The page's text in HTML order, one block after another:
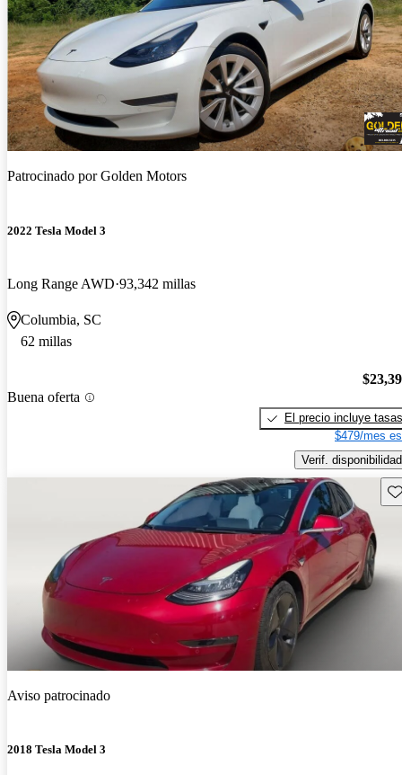
Patrocinado porGolden Motors
2022 Tesla Model 3
Long Range AWD 93,342 millas
Columbia, SC
62 millas
Buena oferta
El precio incluye tasas
$479/mes
Verif. disponibilidad
Aviso patrocinado
2018 Tesla Model 3